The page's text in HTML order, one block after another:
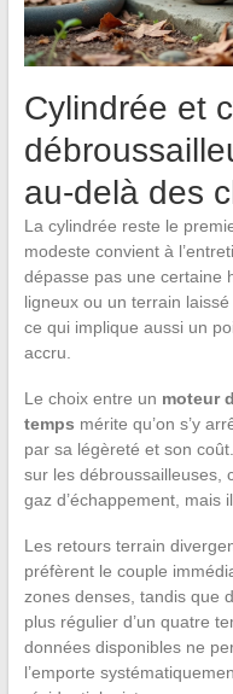
Cylindrée et
au-delà des
La cylindrée reste le
modeste convient à
dépasse pas une certaine
ligneux ou un terrain
ce qui implique aussi un
accru.
Le choix entre un moteur
temps mérite qu’on s’y
par sa légèreté et son
sur les débroussailleuses,
gaz d’échappement, mais
Les retours terrain
préfèrent le couple
zones denses, tandis que
plus régulier d’un quatre
données disponibles ne
l’emporte